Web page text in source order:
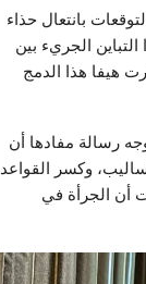
بانتعال حذاء
الجريء بين
هيفا هذا الدمج
رسالة مفادها أن
وكسر القواعد
أن الجرأة في